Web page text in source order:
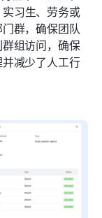
习生、劳务或
群，确保团队
组访问，确保
减少了人工行